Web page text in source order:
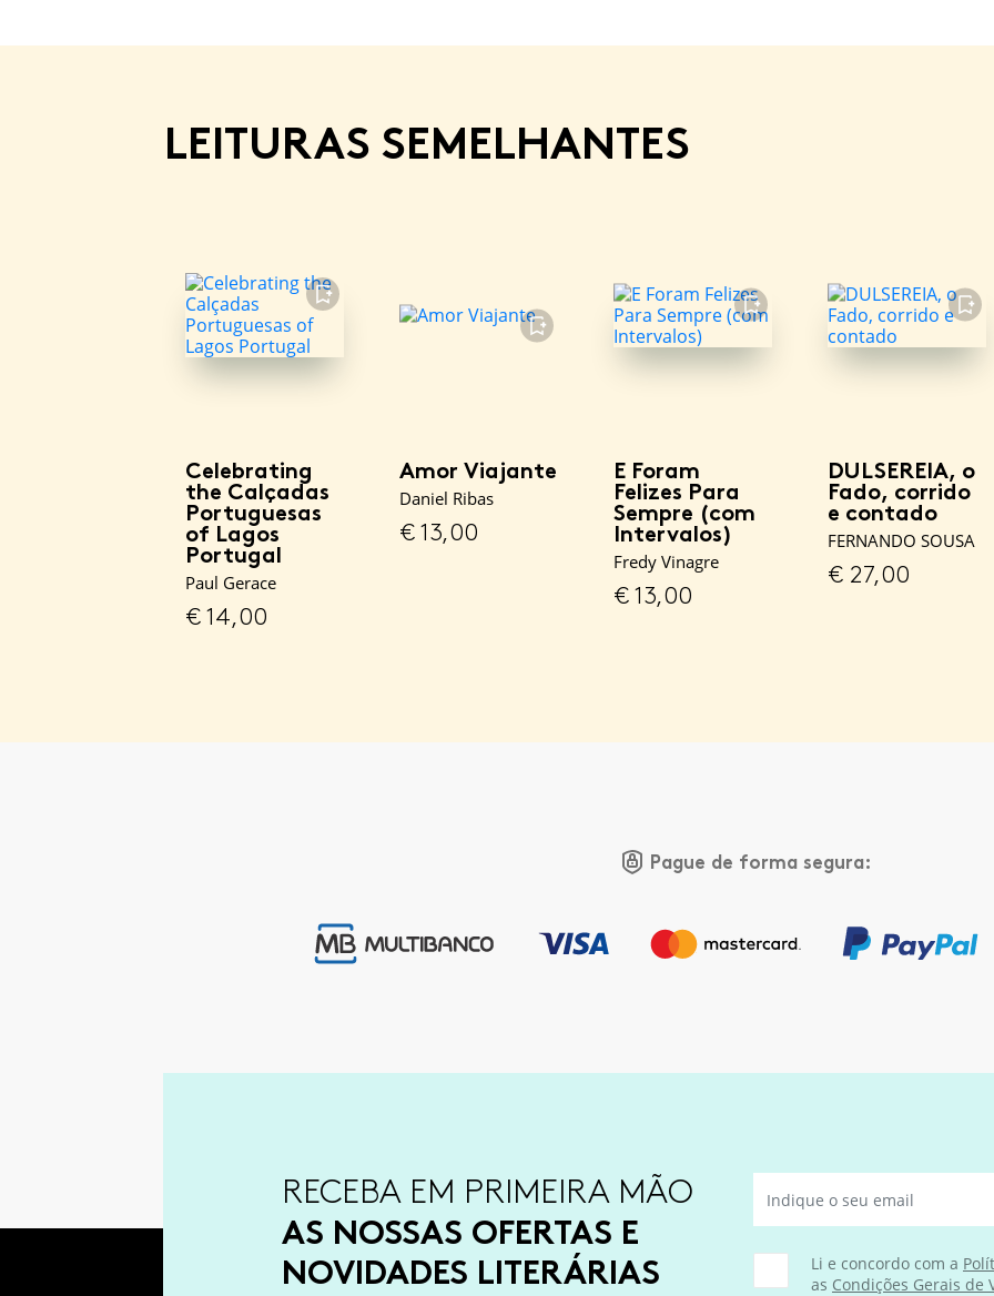
LEITURAS SEMELHANTES
FAVORITO
Celebrating
the Calçadas
Portuguesas
of Lagos
Portugal
Paul Gerace
€14,00
FAVORITO
Amor Viajante
Daniel Ribas
€13,00
FAVORITO
E Foram
Felizes Para
Sempre (com
Intervalos)
Fredy Vinagre
€13,00
FAVORITO
DULSEREIA, o
Fado, corrido
e contado
FERNANDO SOUSA
€27,00
Pague de forma segura:
RECEBA EM PRIMEIRA MÃO
AS NOSSAS OFERTAS E
NOVIDADES LITERÁRIAS
Li e concordo com a
as Condições Gerais de